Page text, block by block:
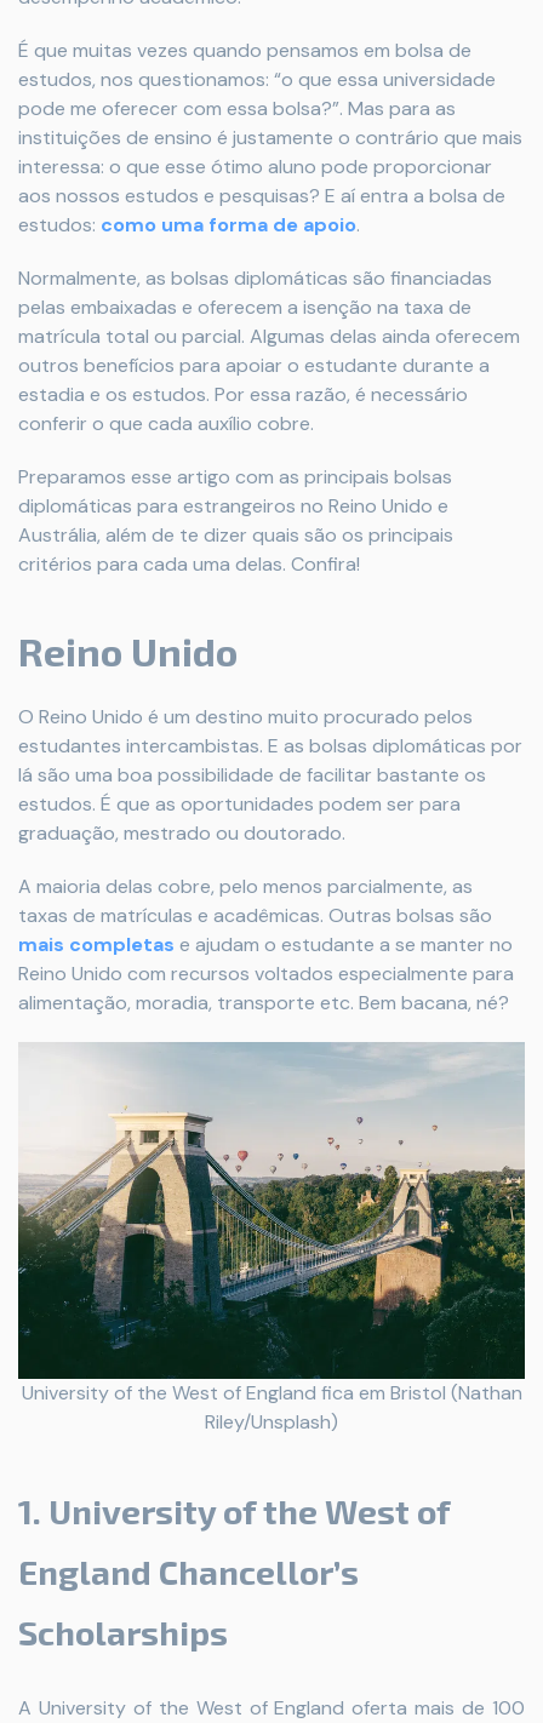
É que muitas vezes quando pensamos em bolsa de
estudos, nos questionamos: “o que essa universidade
pode me oferecer com essa bolsa?”. Mas para as
instituições de ensino é justamente o contrário que mais
interessa: o que esse ótimo aluno pode proporcionar
aos nossos estudos e pesquisas? E aí entra a bolsa de
estudos: como uma forma de apoio.
Normalmente, as bolsas diplomáticas são financiadas
pelas embaixadas e oferecem a isenção na taxa de
matrícula total ou parcial. Algumas delas ainda oferecem
outros benefícios para apoiar o estudante durante a
estadia e os estudos. Por essa razão, é necessário
conferir o que cada auxílio cobre.
Preparamos esse artigo com as principais bolsas
diplomáticas para estrangeiros no Reino Unido e
Austrália, além de te dizer quais são os principais
critérios para cada uma delas. Confira!
Reino Unido
O Reino Unido é um destino muito procurado pelos
estudantes intercambistas. E as bolsas diplomáticas por
lá são uma boa possibilidade de facilitar bastante os
estudos. É que as oportunidades podem ser para
graduação, mestrado ou doutorado.
A maioria delas cobre, pelo menos parcialmente, as
taxas de matrículas e acadêmicas. Outras bolsas são
mais completas e ajudam o estudante a se manter no
Reino Unido com recursos voltados especialmente para
alimentação, moradia, transporte etc. Bem bacana, né?
University of the West of England fica em Bristol (Nathan
Riley/Unsplash)
1. University of the West of
England Chancellor’s
Scholarships
A University of the West of England oferta mais de 100